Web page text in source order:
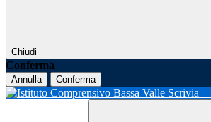
Chiudi
Conferma
Annulla Conferma